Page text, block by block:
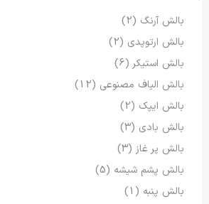
بالش آرنگ (2)
بالش ارتوپدی (2)
بالش استیکر (6)
بالش الیاف مصنوعی (12)
بالش ایپک (2)
بالش بادی (3)
بالش پر غاز (3)
بالش پشم شیشه (5)
بالش پنبه (1)